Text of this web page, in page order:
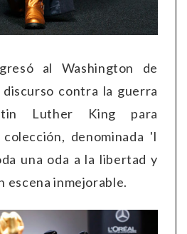
al Washington de
contra la guerra
Luther King para
denominada 'I
una oda a la libertad y
escena inmejorable.